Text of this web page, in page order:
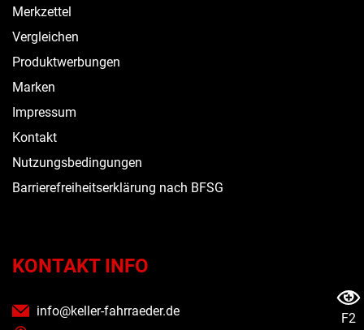
Merkzettel
Vergleichen
Produktwerbungen
Marken
Impressum
Kontakt
Nutzungsbedingungen
Barrierefreiheitserklärung nach BFSG
KONTAKT INFO
info@keller-fahrraeder.de
F2